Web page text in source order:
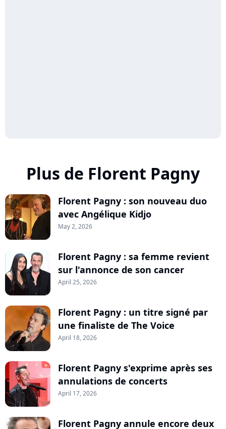
Plus de Florent Pagny
Florent Pagny : son nouveau duo
avec Angélique Kidjo
May 2, 2026
Florent Pagny : sa femme revient
sur l'annonce de son cancer
April 25, 2026
Florent Pagny : un titre signé par
une finaliste de The Voice
April 18, 2026
Florent Pagny s'exprime après ses
annulations de concerts
April 17, 2026
Florent Pagny annule encore deux